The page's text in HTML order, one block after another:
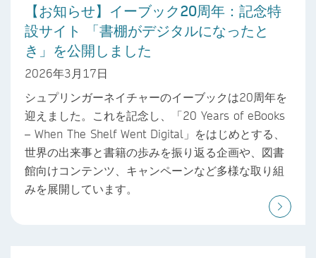
【お知らせ】イーブック20周年：記念特
設サイト 「書棚がデジタルになったと
き」を公開しました
2026年3月17日
シュプリンガーネイチャーのイーブックは20周年を
迎えました。これを記念し、「20 Years of eBooks
– When The Shelf Went Digital」をはじめとする、
世界の出来事と書籍の歩みを振り返る企画や、図書
館向けコンテンツ、キャンペーンなど多様な取り組
みを展開しています。